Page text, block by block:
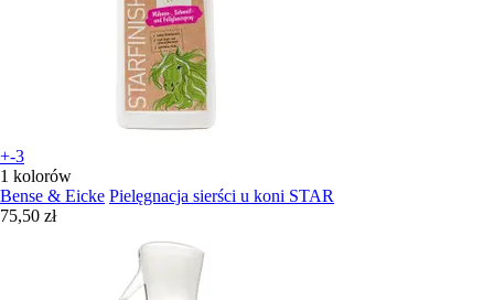
+-3
1 kolorów
Bense & Eicke Pielęgnacja sierści u koni STAR
75,50 zł